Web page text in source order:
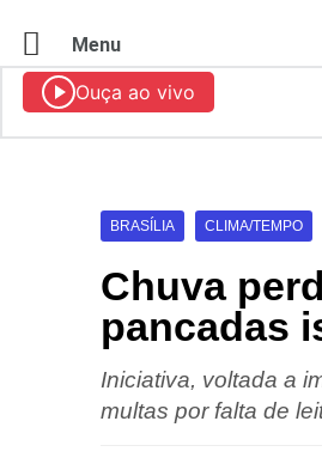
Menu
Ouça ao vivo
BRASÍLIA CLIMA/TEMPO
Chuva
pancadas
Iniciativa, voltada a
multas por falta de